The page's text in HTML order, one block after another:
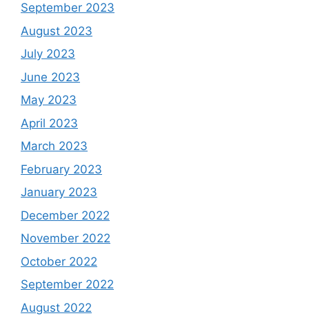
September 2023
August 2023
July 2023
June 2023
May 2023
April 2023
March 2023
February 2023
January 2023
December 2022
November 2022
October 2022
September 2022
August 2022